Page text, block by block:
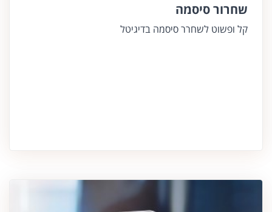
שחרור סיסמה
קל ופשוט לשחרר סיסמה בדיגיטל